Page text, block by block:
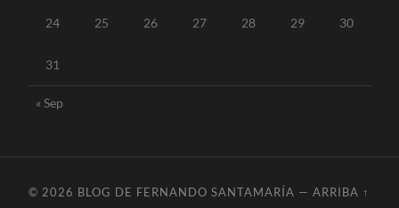
24 25 26 27 28 29 30
31
« Sep
© 2026 BLOG DE FERNANDO SANTAMARÍA —ARRIBA ↑